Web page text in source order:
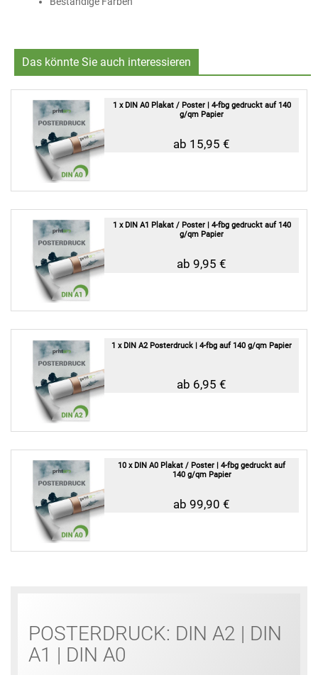
Das könnte Sie auch interessieren
1 x DIN A0 Plakat / Poster | 4-fbg gedruckt auf 140
g/qm Papier
ab 15,95 €
1 x DIN A1 Plakat / Poster | 4-fbg gedruckt auf 140
g/qm Papier
ab 9,95 €
1 x DIN A2 Posterdruck | 4-fbg auf 140 g/qm Papier
ab 6,95 €
10 x DIN A0 Plakat / Poster | 4-fbg gedruckt auf
140 g/qm Papier
ab 99,90 €
POSTERDRUCK: DIN A2 | DIN
A1 | DIN A0